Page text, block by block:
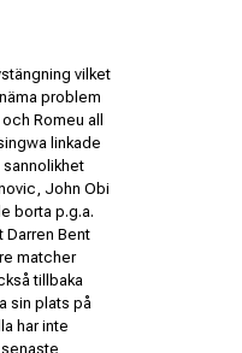
vilket
problem
Romeu all
linkade
sannolikhet
John Obi
borta p.g.a.
Darren Bent
matcher
tillbaka
sin plats på
har inte